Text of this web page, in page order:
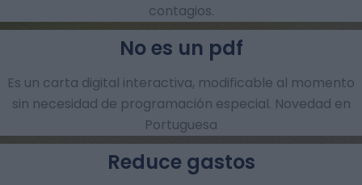
contagios.
Es un carta digital interactiva, modificable al momento
sin necesidad de programación especial. Novedad en
Portuguesa
No es un pdf
Reduce gastos